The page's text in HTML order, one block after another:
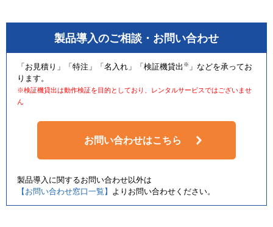
直径400mmの台座がしっかりと自立し、安定した設置が可能です。
製品導入のご相談・お問い合わせ
「お見積り」「特注」「名入れ」「検証機貸出 ※ 」などを承ってお
ります。
※検証機貸出は動作検証を目的としており、レンタルサービスではございませ
ん
お問い合わせはこちら
製品導入に関するお問い合わせ以外は
【お問い合わせ窓口一覧】
よりお問い合わせください。